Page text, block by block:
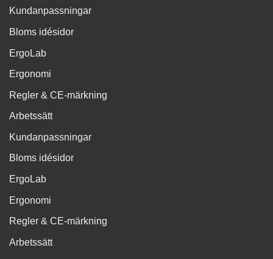
Kundanpassningar
Bloms idésidor
ErgoLab
Ergonomi
Regler & CE-märkning
Arbetssätt
Kundanpassningar
Bloms idésidor
ErgoLab
Ergonomi
Regler & CE-märkning
Arbetssätt